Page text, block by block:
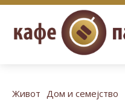
Живот Дом и семејство